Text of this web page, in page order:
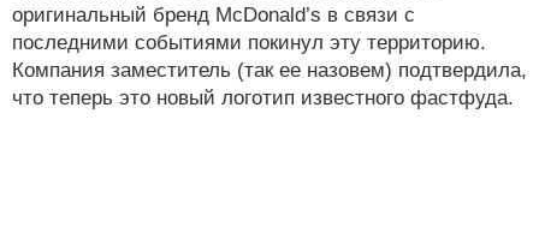
оригинальный бренд McDonald’s в связи с
последними событиями покинул эту территорию.
Компания заместитель (так ее назовем) подтвердила,
что теперь это новый логотип известного фастфуда.